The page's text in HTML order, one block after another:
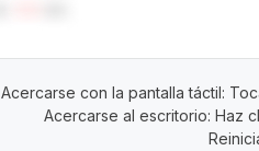
Acercarse con la pantalla táctil:
Acercarse al escritorio: Haz